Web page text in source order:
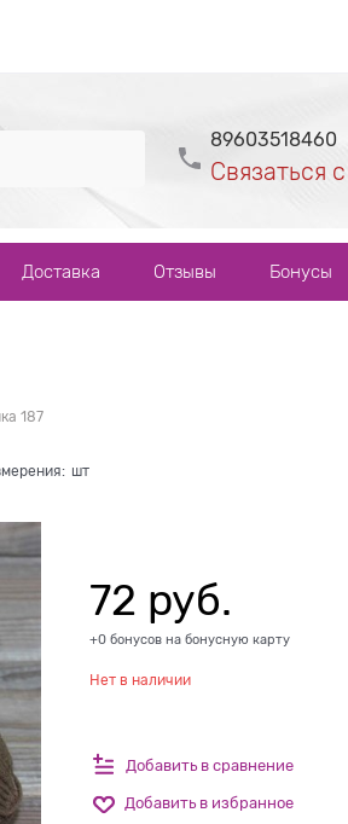
89603518460
Связаться
Доставка Отзывы Бонусы
187
шт
72 руб.
+0 бонусов на бонусную карту
Нет в наличии
Добавить в сравнение
Добавить в избранное